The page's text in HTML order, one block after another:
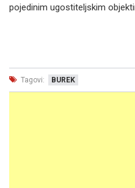
pojedinim ugostiteljskim
Tagovi: BUREK